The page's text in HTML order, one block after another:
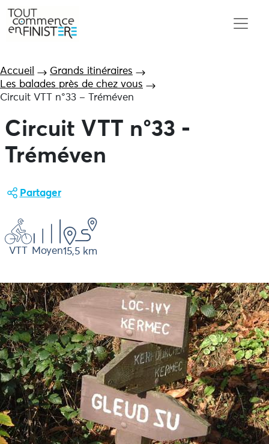
Accueil
Grands itinéraires
Les balades près de chez vous
Circuit VTT n°33 – Tréméven
Circuit VTT n°33 -
Tréméven
Partager
VTT Moyen15,5 km